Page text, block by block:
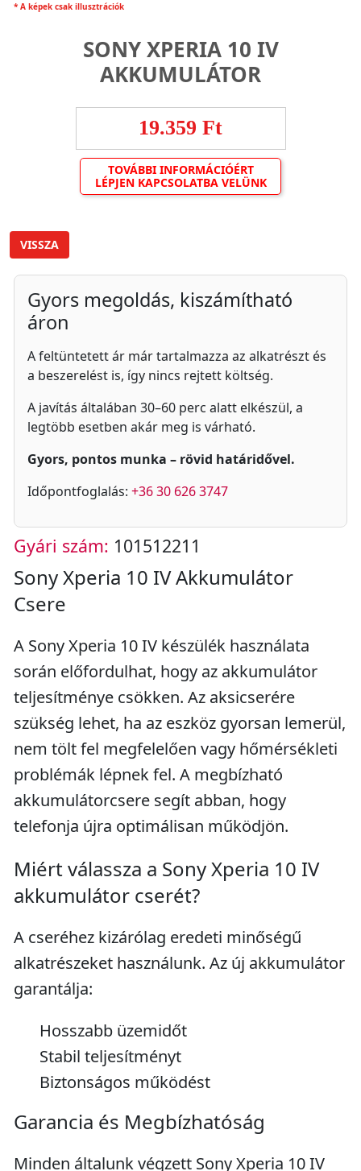
* A képek csak illusztrációk
SONY XPERIA 10 IV
AKKUMULÁTOR
19.359 Ft
TOVÁBBI INFORMÁCIÓÉRT
LÉPJEN KAPCSOLATBA VELÜNK
VISSZA
Gyors megoldás, kiszámítható
áron
A feltüntetett ár már tartalmazza az alkatrészt és
a beszerelést is, így nincs rejtett költség.
A javítás általában 30–60 perc alatt elkészül, a
legtöbb esetben akár meg is várható.
Gyors, pontos munka – rövid határidővel.
Időpontfoglalás: +36 30 626 3747
Gyári szám: 101512211
Sony Xperia 10 IV Akkumulátor
Csere
A Sony Xperia 10 IV készülék használata
során előfordulhat, hogy az akkumulátor
teljesítménye csökken. Az aksicserére
szükség lehet, ha az eszköz gyorsan lemerül,
nem tölt fel megfelelően vagy hőmérsékleti
problémák lépnek fel. A megbízható
akkumulátorcsere segít abban, hogy
telefonja újra optimálisan működjön.
Miért válassza a Sony Xperia 10 IV
akkumulátor cserét?
A cseréhez kizárólag eredeti minőségű
alkatrészeket használunk. Az új akkumulátor
garantálja:
Hosszabb üzemidőt
Stabil teljesítményt
Biztonságos működést
Garancia és Megbízhatóság
Minden általunk végzett Sony Xperia 10 IV